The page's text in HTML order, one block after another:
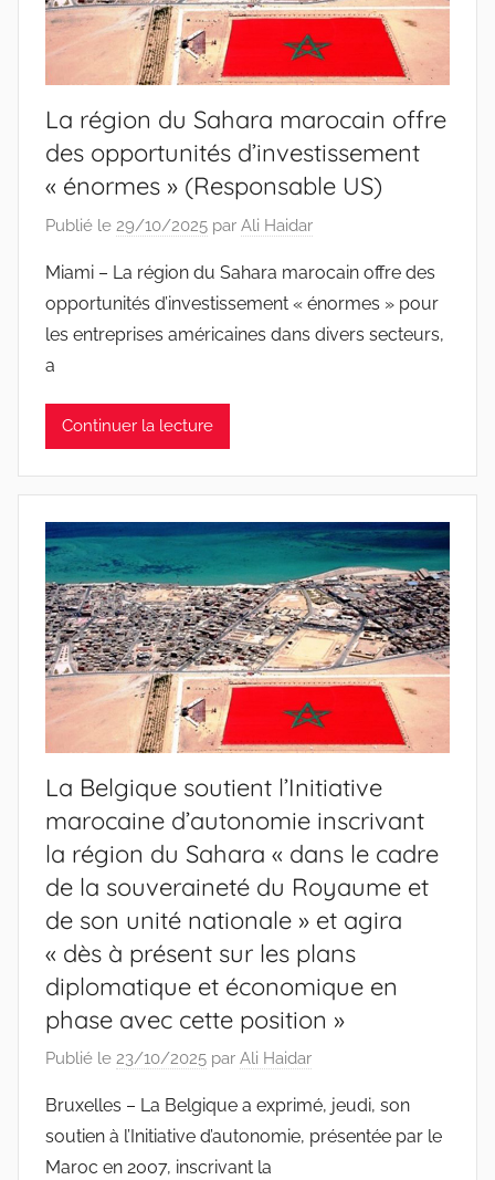
La région du Sahara marocain offre
des opportunités d’investissement
« énormes » (Responsable US)
Publié le 29/10/2025 par Ali Haidar
Miami – La région du Sahara marocain offre des
opportunités d’investissement « énormes » pour
les entreprises américaines dans divers secteurs,
a
Continuer la lecture
La Belgique soutient l’Initiative
marocaine d’autonomie inscrivant
la région du Sahara « dans le cadre
de la souveraineté du Royaume et
de son unité nationale » et agira
« dès à présent sur les plans
diplomatique et économique en
phase avec cette position »
Publié le 23/10/2025 par Ali Haidar
Bruxelles – La Belgique a exprimé, jeudi, son
soutien à l’Initiative d’autonomie, présentée par le
Maroc en 2007, inscrivant la